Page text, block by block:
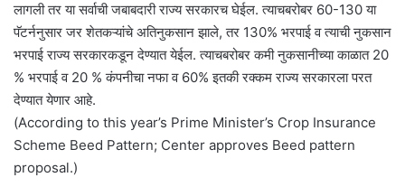
लागली तर या सर्वाची जबाबदारी राज्य सरकारच घेईल. त्याचबरोबर 60-130 या
पॅटर्ननुसार जर शेतकऱ्यांचे अतिनुकसान झाले, तर 130% भरपाई व त्याची नुकसान
भरपाई राज्य सरकारकडून देण्यात येईल. त्याचबरोबर कमी नुकसानीच्या काळात 20
% भरपाई व 20 % कंपनीचा नफा व 60% इतकी रक्कम राज्य सरकारला परत
देण्यात येणार आहे.
(According to this year’s Prime Minister’s Crop Insurance
Scheme Beed Pattern; Center approves Beed pattern
proposal.)